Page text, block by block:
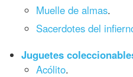
Muelle de almas.
Sacerdotes del
Juguetes
Acólito.